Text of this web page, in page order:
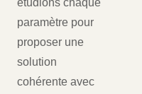
étudions chaque
paramètre pour
proposer une
solution
cohérente avec